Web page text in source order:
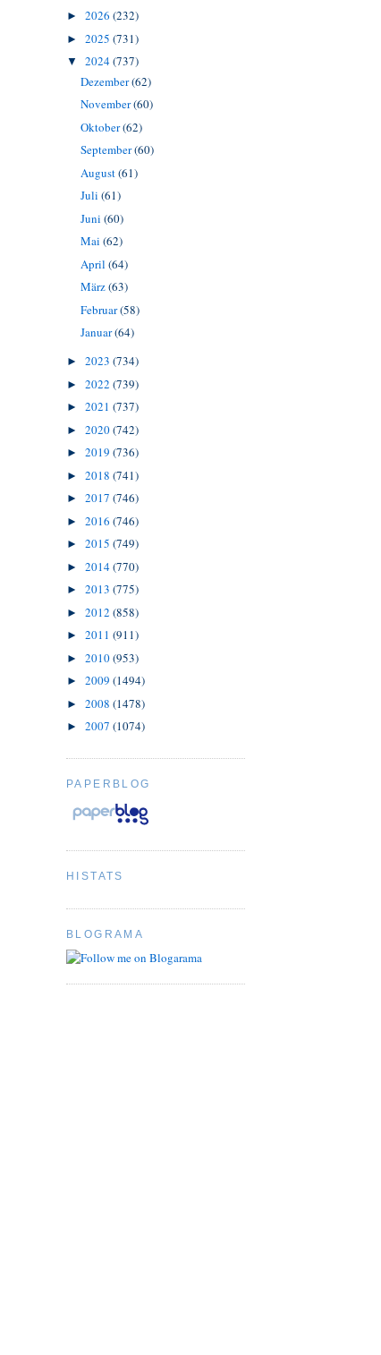
► 2026 (232)
► 2025 (731)
▼ 2024(737)
Dezember(62)
November(60)
Oktober(62)
September(60)
August(61)
Juli (61)
Juni (60)
Mai (62)
April (64)
März(63)
Februar(58)
Januar(64)
► 2023 (734)
► 2022 (739)
► 2021 (737)
► 2020(742)
► 2019 (736)
► 2018 (741)
► 2017 (746)
► 2016 (746)
► 2015 (749)
► 2014(770)
► 2013 (775)
► 2012 (858)
► 2011 (911)
► 2010(953)
► 2009 (1494)
► 2008 (1478)
► 2007 (1074)
PAPERBLOG
HISTATS
BLOGRAMA